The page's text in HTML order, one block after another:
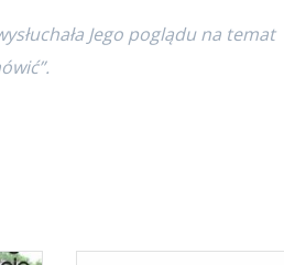
Jego poglądu na temat